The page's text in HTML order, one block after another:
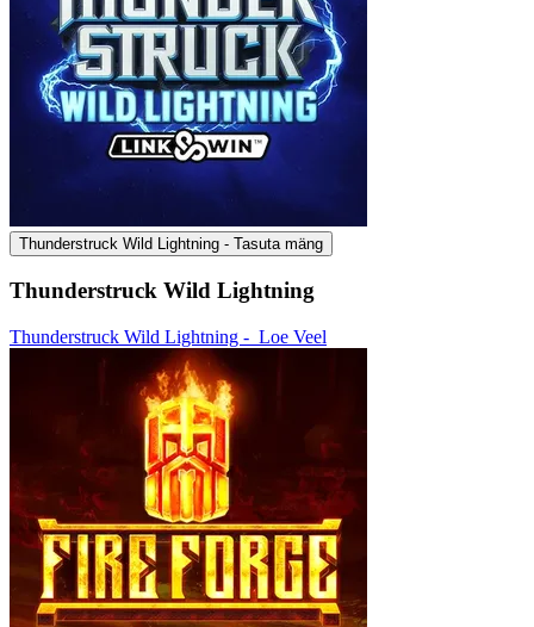
Thunderstruck Wild Lightning - Tasuta mäng
Thunderstruck Wild Lightning
Thunderstruck Wild Lightning - Loe Veel